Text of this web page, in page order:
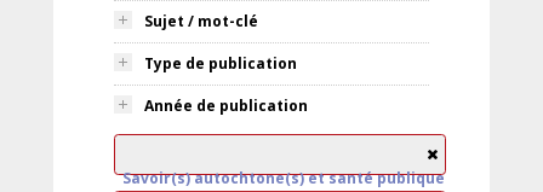
Sujet / mot-clé
Type de publication
Année de publication
Savoir(s) autochtone(s) et santé publique